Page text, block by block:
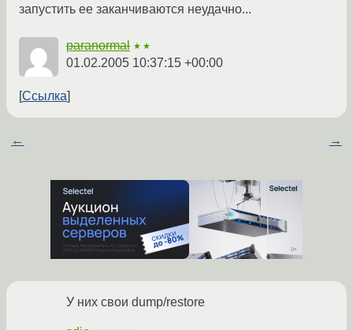
запустить ее заканчиваются неудачно...
paranormal ★★
01.02.2005 10:37:15 +00:00
Ссылка
← →
У них свои dump/restore